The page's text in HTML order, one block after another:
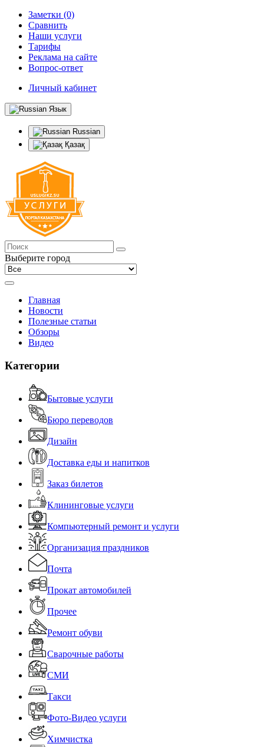
Заметки (0)
Сравнить
Наши услуги
Тарифы
Реклама на сайте
Вопрос-ответ
Личный кабинет
Язык
Russian
Қазақ
Выберите город
Главная
Новости
Полезные статьи
Обзоры
Видео
Категории
Бытовые услуги
Бюро переводов
Дизайн
Доставка еды и напитков
Заказ билетов
Клининговые услуги
Компьютерный ремонт и услуги
Организация праздников
Почта
Прокат автомобилей
Прочее
Ремонт обуви
Сварочные работы
СМИ
Такси
Фото-Видео услуги
Химчистка